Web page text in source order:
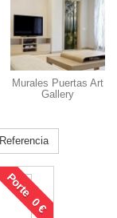
Murales Puertas Art
Gallery
Referencia
Porte 0 €